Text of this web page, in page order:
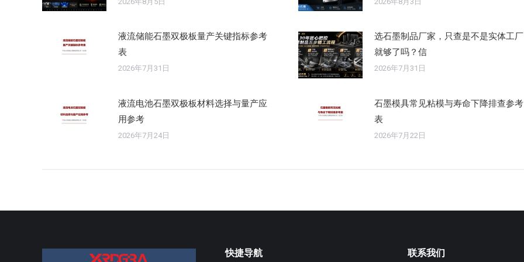
液流储能石墨双极板量产关键指标参考
表
2026年7月31日
选石墨制品厂家，只查是不是实体工厂
就够了吗？信
2026年7月31日
液流电池石墨双极板材料选择与量产应
用参考
2026年7月24日
石墨模具常见粘模与寿命下降排查参考
表
2026年7月22日
快捷导航 联系我们